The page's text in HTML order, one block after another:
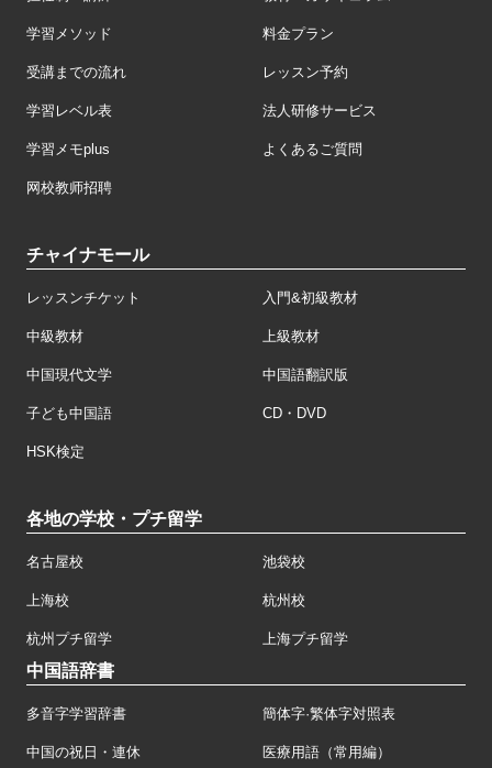
学習メソッド 料金プラン
受講までの流れ レッスン予約
学習レベル表 法人研修サービス
学習メモplus よくあるご質問
网校教师招聘
チャイナモール
レッスンチケット 入門&初級教材
中級教材 上級教材
中国現代文学 中国語翻訳版
子ども中国語 CD・DVD
HSK検定
各地の学校・プチ留学
名古屋校 池袋校
上海校 杭州校
杭州プチ留学 上海プチ留学
中国語辞書
多音字学習辞書 簡体字·繁体字対照表
中国の祝日・連休 医療用語（常用編）